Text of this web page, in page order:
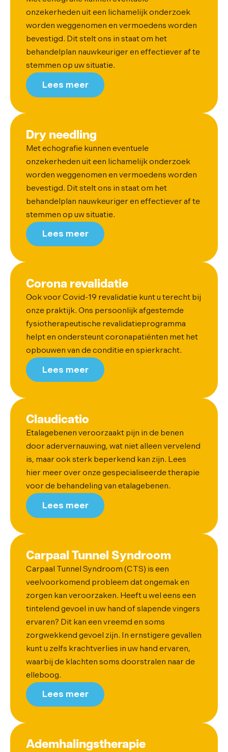
onzekerheden uit een lichamelijk onderzoek
worden weggenomen en vermoedens worden
bevestigd. Dit stelt ons in staat om het
behandelplan nauwkeuriger en effectiever af te
stemmen op uw situatie.
Lees meer
Dry needling
Met echografie kunnen eventuele
onzekerheden uit een lichamelijk onderzoek
worden weggenomen en vermoedens worden
bevestigd. Dit stelt ons in staat om het
behandelplan nauwkeuriger en effectiever af te
stemmen op uw situatie.
Lees meer
Corona revalidatie
Ook voor Covid-19 revalidatie kunt u terecht bij
onze praktijk. Ons persoonlijk afgestemde
fysiotherapeutische revalidatieprogramma
helpt en ondersteunt coronapatiënten met het
opbouwen van de conditie en spierkracht.
Lees meer
Claudicatio
Etalagebenen veroorzaakt pijn in de benen
door adervernauwing, wat niet alleen vervelend
is, maar ook sterk beperkend kan zijn. Lees
hier meer over onze gespecialiseerde therapie
voor de behandeling van etalagebenen.
Lees meer
Carpaal Tunnel Syndroom
Carpaal Tunnel Syndroom (CTS) is een
veelvoorkomend probleem dat ongemak en
zorgen kan veroorzaken. Heeft u wel eens een
tintelend gevoel in uw hand of slapende vingers
ervaren? Dit kan een vreemd en soms
zorgwekkend gevoel zijn. In ernstigere gevallen
kunt u zelfs krachtverlies in uw hand ervaren,
waarbij de klachten soms doorstralen naar de
elleboog.
Lees meer
Ademhalingstherapie